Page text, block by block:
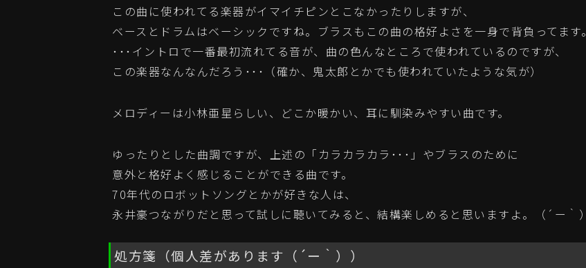
この曲に使われてる楽器がイマイチピンとこなかったりしますが、
ベースとドラムはベーシックですね。ブラスもこの曲の格好よさを一身で背負ってます。
･･･イントロで一番最初流れてる音が、曲の色んなところで使われているのですが、
この楽器なんなんだろう･･･（確か、鬼太郎とかでも使われていたような気が）
メロディーは小林亜星らしい、どこか暖かい、耳に馴染みやすい曲です。
ゆったりとした曲調ですが、上述の「カラカラカラ･･･」やブラスのために
意外と格好よく感じることができる曲です。
70年代のロボットソングとかが好きな人は、
永井豪つながりだと思って試しに聴いてみると、結構楽しめると思いますよ。（´ー｀）
処方箋（個人差があります（´ー｀））